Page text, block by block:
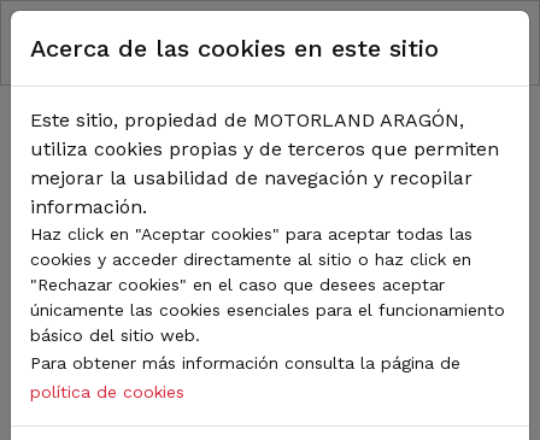
Pasar al contenido principal
RUTA DE NAVEGACIÓN
Inicio Noticias
TODA LA ACTUALIDAD DE
MOTORLAND
Sigue de cerca todas las novedades de MotorLand
Aragón. Aquí encontrarás noticias sobre eventos,
competiciones, pilotos, novedades del circuito y
mucho más. Filtra por categoría o tipo de contenido y
no te pierdas nada del mundo del motor.
Acerca de las cookies en este sitio
Este sitio, propiedad de MOTORLAND ARAGÓN,
utiliza cookies propias y de terceros que permiten
mejorar la usabilidad de navegación y recopilar
información.
Haz click en "Aceptar cookies" para aceptar todas las
cookies y acceder directamente al sitio o haz click en
"Rechazar cookies" en el caso que desees aceptar
únicamente las cookies esenciales para el funcionamiento
básico del sitio web.
Para obtener más información consulta la página de
política de cookies